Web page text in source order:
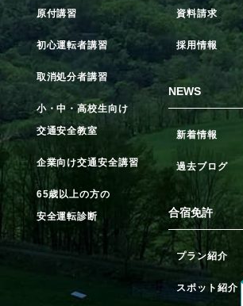
原付講習
初心運転者講習
取消処分者講習
小・中・高校生向け
交通安全教室
企業向け交通安全講習
65歳以上の方の
安全運転診断
資料請求
採用情報
NEWS
新着情報
過去ブログ
合宿免許
プラン紹介
スポット紹介